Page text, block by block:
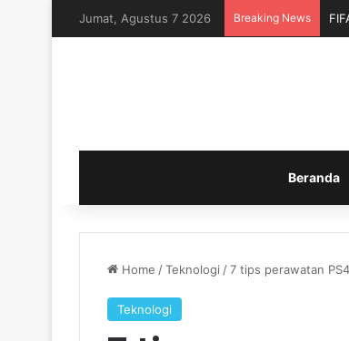
Jumat, Agustus 7 2026 Breaking News
Beranda
Home /Teknologi /7 tips perawatan
Teknologi